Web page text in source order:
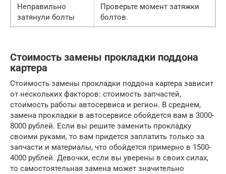
Неправильно
затянули болты
Проверьте момент затяжки
болтов.
Стоимость замены прокладки поддона
картера
Стоимость замены прокладки поддона картера зависит
от нескольких факторов: стоимость запчастей,
стоимость работы автосервиса и регион. В среднем,
замена прокладки в автосервисе обойдется вам в 3000-
8000 рублей. Если вы решите заменить прокладку
своими руками, то вам придется заплатить только за
запчасти и материалы, что обойдется примерно в 1500-
4000 рублей. Девочки, если вы уверены в своих силах,
то самостоятельная замена может значительно